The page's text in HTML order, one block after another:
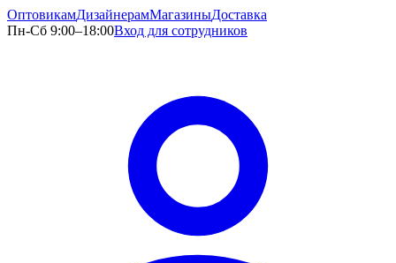
ОптовикамДизайнерамМагазиныДоставка
Пн-Сб 9:00–18:00Вход для сотрудников